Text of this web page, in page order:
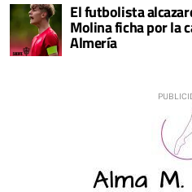
El futbolista
Molina ficha por la
Almería